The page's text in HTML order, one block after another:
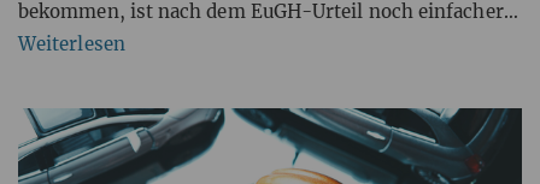
bekommen, ist nach dem EuGH-Urteil noch einfacher.
Wie Sie vorgehen, lesen Sie hier.
Weiterlesen